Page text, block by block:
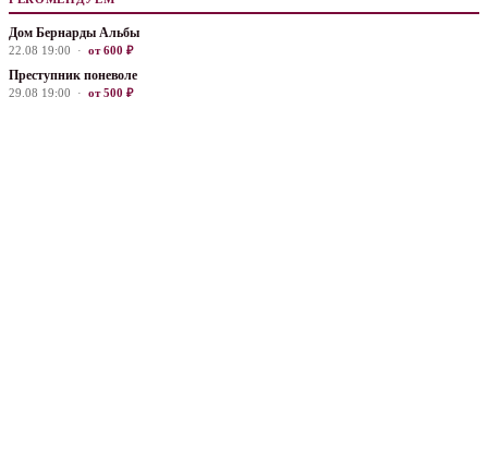
Дом Бернарды Альбы
22.08 19:00 · от 600 ₽
Преступник поневоле
29.08 19:00 · от 500 ₽